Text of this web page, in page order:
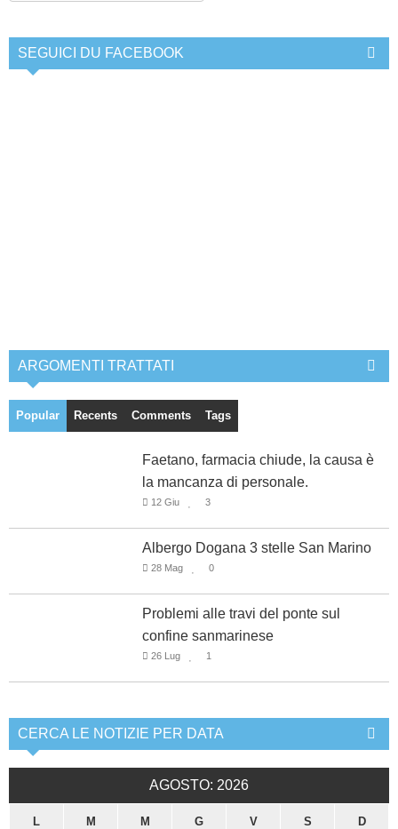
SEGUICI DU FACEBOOK
ARGOMENTI TRATTATI
Popular Recents Comments Tags
Faetano, farmacia chiude, la causa è
la mancanza di personale.
12 Giu 3
Albergo Dogana 3 stelle San Marino
28 Mag 0
Problemi alle travi del ponte sul
confine sanmarinese
26 Lug 1
CERCA LE NOTIZIE PER DATA
AGOSTO: 2026
L M M G V S D